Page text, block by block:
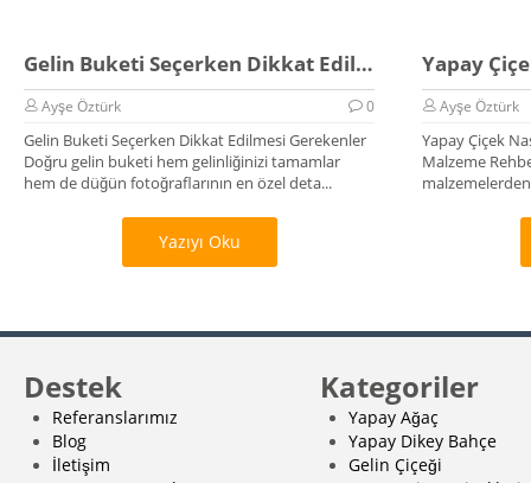
Gelin Buketi Seçerken Dikkat Edilmesi Gerekenler
Ayşe Öztürk 0
Gelin Buketi Seçerken Dikkat Edilmesi Gerekenler
Doğru gelin buketi hem gelinliğinizi tamamlar
hem de düğün fotoğraflarının en özel deta...
Yazıyı Oku
Ayşe Öztürk
Yapay Çiçek
Malzeme
Destek
Referanslarımız
Blog
İletişim
Kategoriler
Yapay Ağaç
Yapay Dikey Bahçe
Gelin Çiçeği